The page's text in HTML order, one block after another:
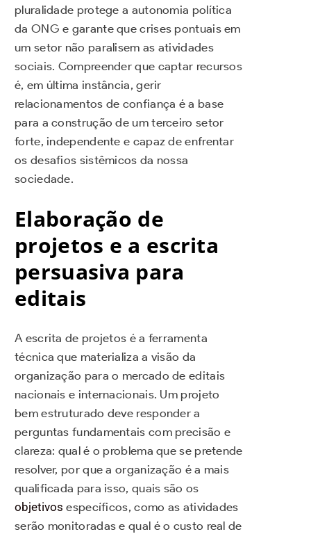
pluralidade protege a autonomia política
da ONG e garante que crises pontuais em
um setor não paralisem as atividades
sociais. Compreender que captar recursos
é, em última instância, gerir
relacionamentos de confiança é a base
para a construção de um terceiro setor
forte, independente e capaz de enfrentar
os desafios sistêmicos da nossa
sociedade.
Elaboração de
projetos e a escrita
persuasiva para
editais
A escrita de projetos é a ferramenta
técnica que materializa a visão da
organização para o mercado de editais
nacionais e internacionais. Um projeto
bem estruturado deve responder a
perguntas fundamentais com precisão e
clareza: qual é o problema que se pretende
resolver, por que a organização é a mais
qualificada para isso, quais são os
objetivos específicos, como as atividades
serão monitoradas e qual é o custo real de